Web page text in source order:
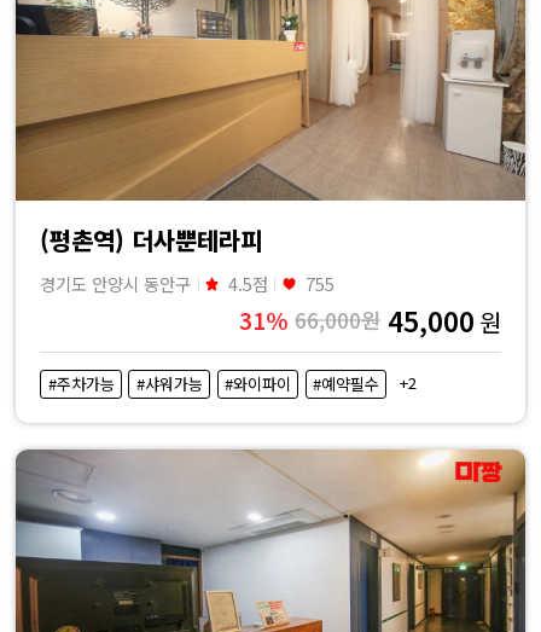
(평촌역) 더사뿐테라피
경기도 안양시 동안구 4.5점 755
31% 66,000원 45,000 원
#주차가능 #샤워가능 #와이파이 #예약필수 +2